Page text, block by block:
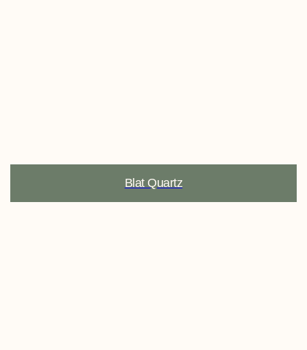
Blat Quartz